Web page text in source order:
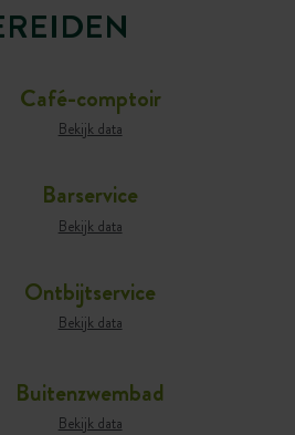
Café-comptoir
Bekijk data
Barservice
Bekijk data
Ontbijtservice
Bekijk data
Buitenzwembad
Bekijk data